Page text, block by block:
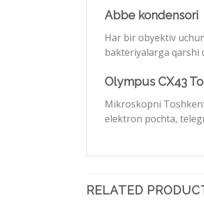
Abbe kondensori
Har bir obyektiv
bakteriyalarga qarshi
Olympus CX43
Mikroskopni
elektron pochta,
RELATED